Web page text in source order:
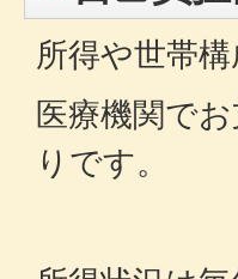
所得や世帯
医療機関で
りです。